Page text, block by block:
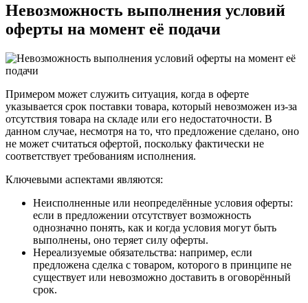
Невозможность выполнения условий
оферты на момент её подачи
Примером может служить ситуация, когда в оферте
указывается срок поставки товара, который невозможен из-за
отсутствия товара на складе или его недостаточности. В
данном случае, несмотря на то, что предложение сделано, оно
не может считаться офертой, поскольку фактически не
соответствует требованиям исполнения.
Ключевыми аспектами являются:
Неисполненные или неопределённые условия оферты:
если в предложении отсутствует возможность
однозначно понять, как и когда условия могут быть
выполнены, оно теряет силу оферты.
Нереализуемые обязательства: например, если
предложена сделка с товаром, которого в принципе не
существует или невозможно доставить в оговорённый
срок.